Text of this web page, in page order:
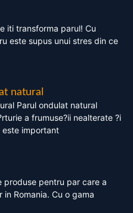
iti transforma parul! Cu
este supus unui stres din ce
natural
Parul ondulat natural
a frumuse?ii nealterate ?i
este important
produse pentru par care a
Romania. Cu o gama